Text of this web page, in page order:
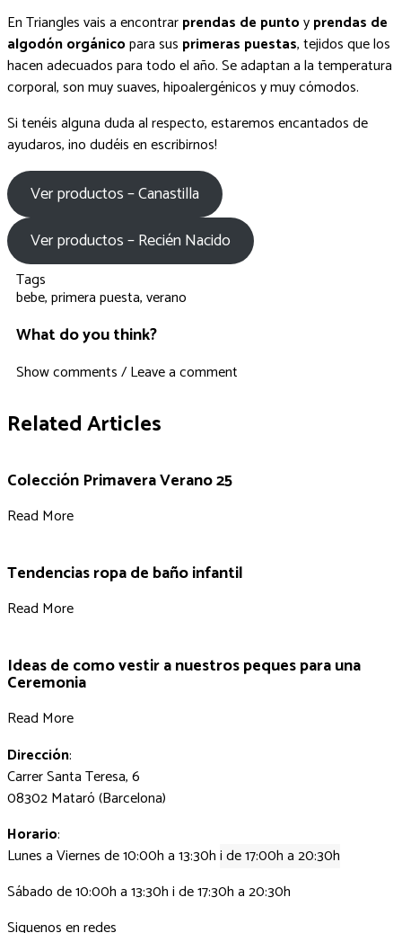
En Triangles vais a encontrarprendas de puntoyprendas de
algodón orgánicopara sus primeras puestas, tejidos que los
hacen adecuados para todo el año. Se adaptan a la temperatura
corporal, son muy suaves, hipoalergénicos y muy cómodos.
Si tenéis alguna duda al respecto, estaremos encantados de
ayudaros, ¡no dudéis en escribirnos!
Ver productos – Canastilla
Ver productos – Recién Nacido
Tags
bebe,primera puesta,verano
What do you think?
Show comments / Leave a comment
Related Articles
Colección Primavera Verano 25
Read More
Tendencias ropa de baño infantil
Read More
Ideas de como vestir a nuestros peques para una
Ceremonia
Read More
Dirección:
Carrer Santa Teresa, 6
08302 Mataró (Barcelona)
Horario:
Lunes a Viernes de 10:00h a 13:30hi de 17:00h a 20:30h
Sábado de 10:00h a 13:30h i de 17:30h a 20:30h
Siguenos en redes